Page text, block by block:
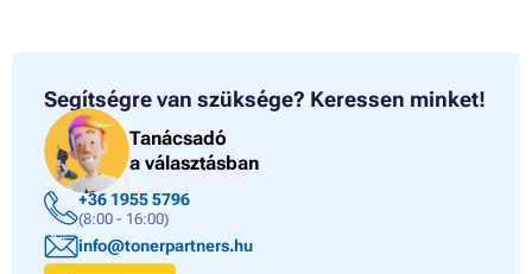
Segítségre van szüksége? Keressen minket!
Tanácsadó
a választásban
+36 1955 5796
(8:00 - 16:00)
info@tonerpartners.hu